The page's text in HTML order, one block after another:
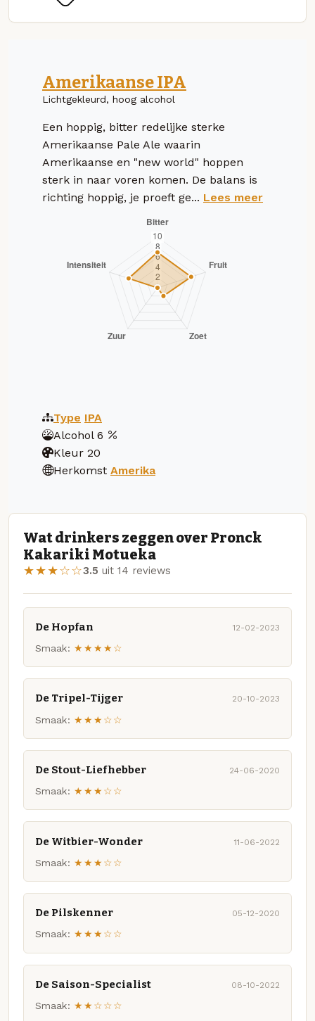
Amerikaanse IPA
Lichtgekleurd, hoog alcohol
Een hoppig, bitter redelijke sterke
Amerikaanse Pale Ale waarin
Amerikaanse en "new world" hoppen
sterk in naar voren komen. De balans is
richting hoppig, je proeft ge... Lees meer
Type IPA
Alcohol 6
Kleur 20
Herkomst Amerika
Wat drinkers zeggen over Pronck
Kakariki Motueka
★★★☆☆3.5 uit 14 reviews
De Hopfan 12-02-2023
Smaak: ★★★★☆
De Tripel-Tijger 20-10-2023
Smaak: ★★★☆☆
De Stout-Liefhebber 24-06-2020
Smaak: ★★★☆☆
De Witbier-Wonder 11-06-2022
Smaak: ★★★☆☆
De Pilskenner 05-12-2020
Smaak: ★★★☆☆
De Saison-Specialist 08-10-2022
Smaak: ★★☆☆☆